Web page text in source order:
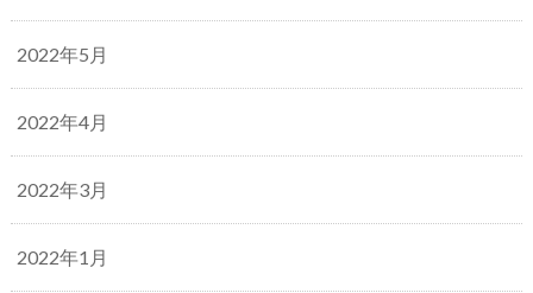
2022年5月
2022年4月
2022年3月
2022年1月